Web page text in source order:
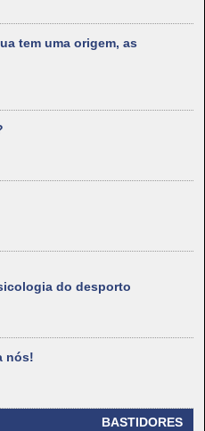
tem uma origem, as
do desporto
nós!
BASTIDORES